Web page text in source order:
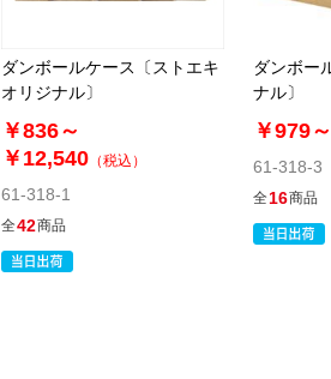
ダンボールケース〔ストエキ
オリジナル〕
￥836～
￥12,540 （税込）
61-318-1
全42商品
ダンボー
ナル〕
￥979～
61-318-3
全16商品